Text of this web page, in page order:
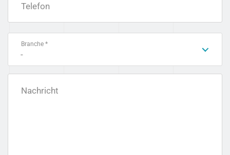
Telefon
Branche *
-
Nachricht